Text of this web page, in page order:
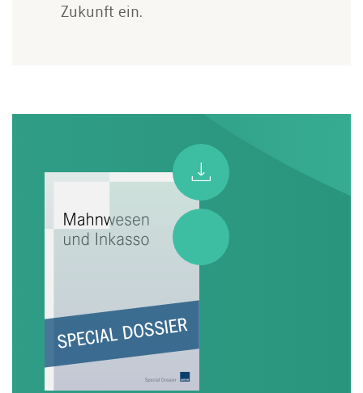
Zukunft ein.